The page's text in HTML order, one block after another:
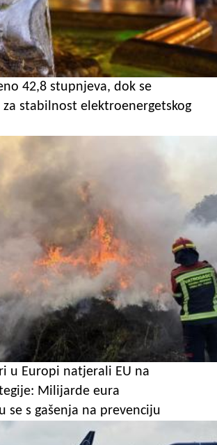
42,8 stupnjeva, dok se
stabilnost elektroenergetskog
u Europi natjerali EU na
Milijarde eura
se s gašenja na prevenciju